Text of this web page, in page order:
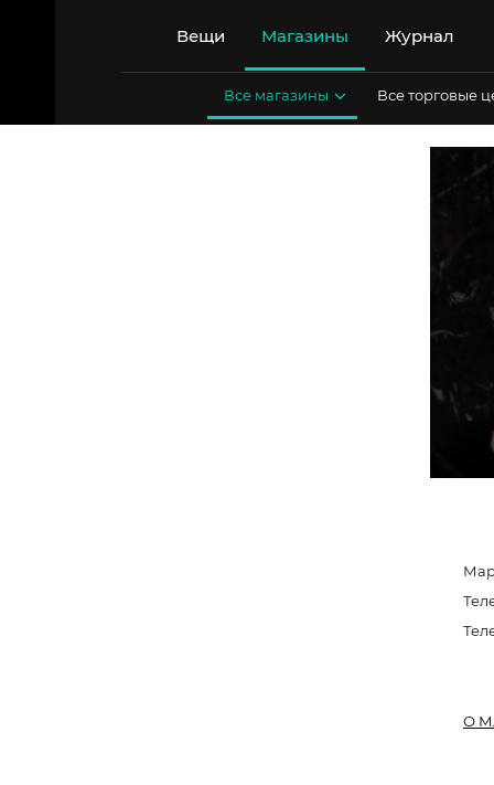
Вещи Магазины Журнал
Все магазины Все торговые
О